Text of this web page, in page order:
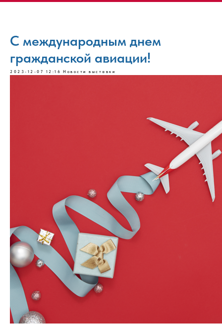
С международным днем
гражданской авиации!
2023-12-07 12:16 Новости выставки